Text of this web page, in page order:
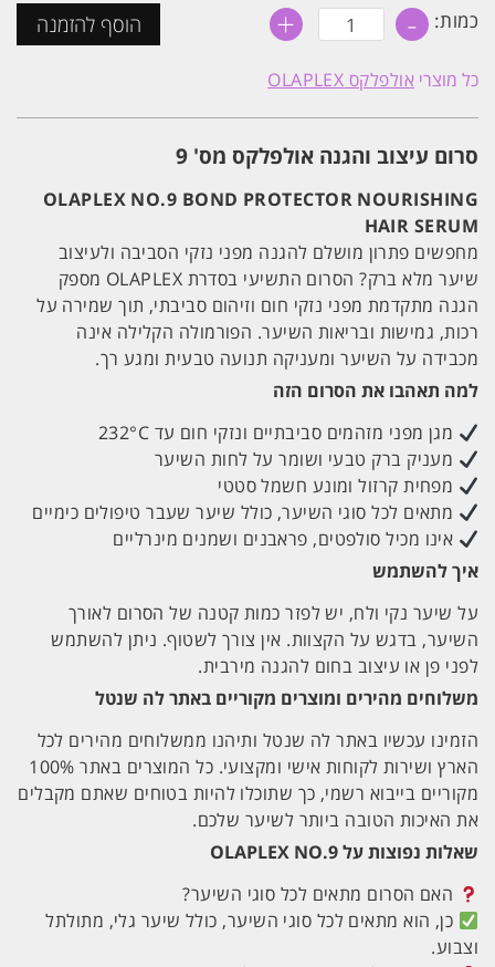
כמות: - כמות
של
9
סרום
לתיקון
יבש
מ"ל
OLAPLEX
+ הוסף להזמנה
כל מוצרי אולפלקס OLAPLEX
סרום עיצוב והגנה אולפלקס מס' 9
OLAPLEX NO.9 BOND PROTECTOR NOURISHING
HAIR SERUM
מחפשים פתרון מושלם להגנה מפני נזקי הסביבה ולעיצוב
שיער מלא ברק? הסרום התשיעי בסדרת OLAPLEX מספק
הגנה מתקדמת מפני נזקי חום וזיהום סביבתי, תוך שמירה על
רכות, גמישות ובריאות השיער. הפורמולה הקלילה אינה
מכבידה על השיער ומעניקה תנועה טבעית ומגע רך.
למה תאהבו את הסרום הזה
מגן מפני מזהמים סביבתיים ונזקי חום עד 232°C
מעניק ברק טבעי ושומר על לחות השיער
מפחית קרזול ומונע חשמל סטטי
מתאים לכל סוגי השיער, כולל שיער שעבר טיפולים כימיים
אינו מכיל סולפטים, פראבנים ושמנים מינרליים
איך להשתמש
על שיער נקי ולח, יש לפזר כמות קטנה של הסרום לאורך
השיער, בדגש על הקצוות. אין צורך לשטוף. ניתן להשתמש
לפני פן או עיצוב בחום להגנה מירבית.
משלוחים מהירים ומוצרים מקוריים באתר לה שנטל
הזמינו עכשיו באתר לה שנטל ותיהנו ממשלוחים מהירים לכל
הארץ ושירות לקוחות אישי ומקצועי. כל המוצרים באתר 100%
מקוריים בייבוא רשמי, כך שתוכלו להיות בטוחים שאתם מקבלים
את האיכות הטובה ביותר לשיער שלכם.
שאלות נפוצות על OLAPLEX NO.9
האם הסרום מתאים לכל סוגי השיער?
כן, הוא מתאים לכל סוגי השיער, כולל שיער גלי, מתולתל
וצבוע.